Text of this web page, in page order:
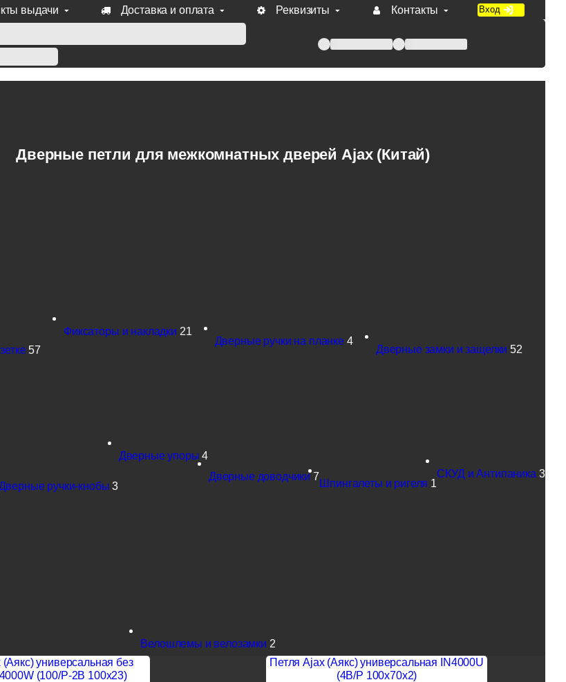
выдачи Доставка и оплата Реквизиты Контакты Вход
Venezia, Fratelli, Tupai, Extreza, Melodia, Forme при оплате по счету.
Дверные петли для межкомнатных дверей Ajax (Китай)
57
Фиксаторы и накладки 21
Дверные ручки на планке 4
Дверные замки и защелки 52
ручки-кнобы 3
Дверные упоры 4
Дверные доводчики 7
Шпингалеты и ригеля 1
СКУД и Антипаника 3
Велошлемы и велозамки 2
универсальная без
(100/P-2B 100x23)
Петля Ajax (Аякс) универсальная IN4000U
(4B/P 100x70x2)